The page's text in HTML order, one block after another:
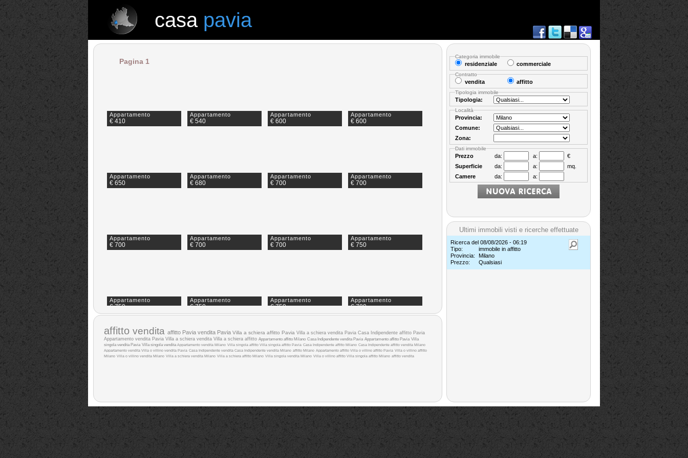
casa pavia
Pagina 1
Appartamento
€ 410
Appartamento
€ 540
Appartamento
€ 600
Appartamento
€ 600
Appartamento
€ 650
Appartamento
€ 680
Appartamento
€ 700
Appartamento
€ 700
Appartamento
€ 700
Appartamento
€ 700
Appartamento
€ 700
Appartamento
€ 750
Appartamento
€ 750
Appartamento
€ 750
Appartamento
€ 750
Appartamento
€ 780
Appartamento
€ 850
Appartamento
€ 850
Appartamento
€ 880
Appartamento
affitto vendita affitto Pavia vendita Pavia Villa a schiera affitto Pavia Villa a schiera vendita Pavia Casa Indipendente affitto Pavia
Appartamento vendita Pavia Villa a schiera vendita Villa a schiera affitto Appartamento affitto Milano Casa Indipendente vendita Pavia Appartamento affitto Pavia Villa
singola vendita Pavia Villa singola venditaAppartamento vendita Milano Villa singola affitto Villa singola affitto Pavia Casa Indipendente affitto Milano Casa Indipendente affitto vendita Milano
Appartamento vendita Villa o villino vendita Pavia Casa Indipendente vendita Casa Indipendente vendita Milano affitto Milano Appartamento affitto Villa o villino affitto Pavia Villa o villino affitto
Milano Villa o villino vendita Milano Villa a schiera vendita Milano Villa a schiera affitto Milano Villa singola vendita Milano Villa o villino affitto Villa singola affitto Milano affitto vendita
Categoria immobile
residenziale commerciale
Contratto
vendita affitto
Tipologia immobile
Tipologia:
Località
Provincia:
Comune:
Zona:
Dati immobile
Prezzo da: a:
€
Superficie
da: a:
mq.
Camere
da: a:
Ultimi immobili visti e ricerche effettuate
Ricerca del 08/08/2026 - 06:19
Tipo:
immobile in affitto
Provincia:
Milano
Prezzo:
Qualsiasi
pavia